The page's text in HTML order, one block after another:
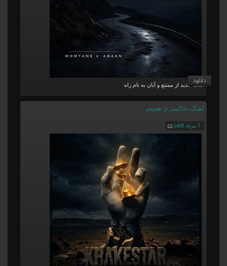
آهنگ جدید از ممتنع و آبان به نام راه
دانلود
آهنگ خاکستر از هجوم
7 مرداد 1405